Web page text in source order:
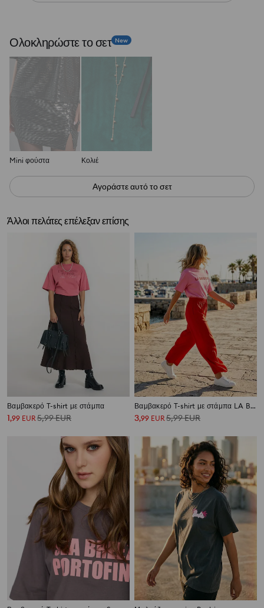
Ολοκληρώστε το σετ New
Mini φούστα Κολιέ
Αγοράστε αυτό το σετ
Άλλοι πελάτες επέλεξαν επίσης
Βαμβακερό T-shirt με στάμπα
1,99 EUR5,99EUR
Βαμβακερό T-shirt με στάμπα LA BRIOCHE
3,99 EUR5,99EUR